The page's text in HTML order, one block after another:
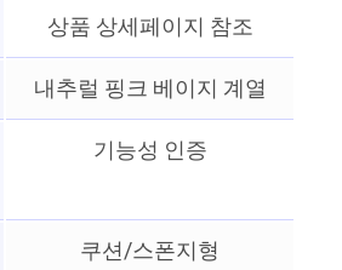
상품 상세페이지 참조
내추럴 핑크 베이지 계열
기능성 인증
쿠션/스폰지형